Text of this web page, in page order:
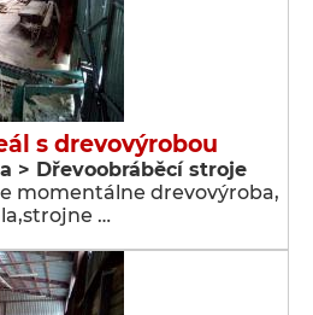
s drevovýrobou
> Dřevoobráběcí stroje
momentálne drevovýroba,
…